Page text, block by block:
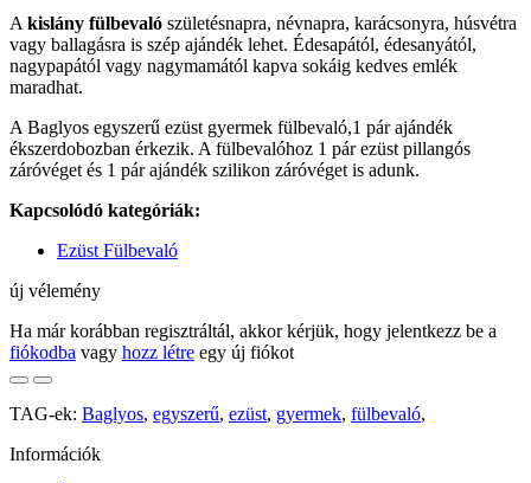
A kislány fülbevaló születésnapra, névnapra, karácsonyra, húsvétra
vagy ballagásra is szép ajándék lehet. Édesapától, édesanyától,
nagypapától vagy nagymamától kapva sokáig kedves emlék
maradhat.
A Baglyos egyszerű ezüst gyermek fülbevaló,1 pár ajándék
ékszerdobozban érkezik. A fülbevalóhoz 1 pár ezüst pillangós
záróvéget és 1 pár ajándék szilikon záróvéget is adunk.
Kapcsolódó kategóriák:
Ezüst Fülbevaló
új vélemény
Ha már korábban regisztráltál, akkor kérjük, hogy jelentkezz be a
fiókodba vagy hozz létre egy új fiókot
TAG-ek: Baglyos, egyszerű, ezüst, gyermek, fülbevaló,
Információk